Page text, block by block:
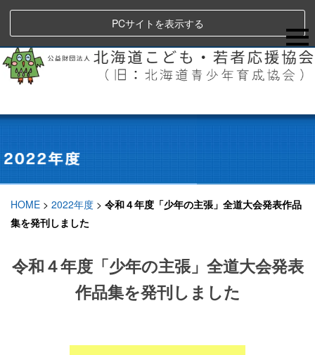
PCサイトを表示する
HOME > 2022年度 > 令和４年度「少年の主張」全道大会発表作品
集を発刊しました
令和４年度「少年の主張」全道大会発表
作品集を発刊しました